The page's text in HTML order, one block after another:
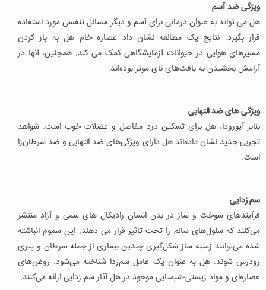
ویژگی ضد آسم
هل می تواند به عنوان درمانی برای آسم و دیگر مسائل تنفسی مورد استفاده
قرار بگیرد. نتایج یک مطالعه نشان داد عصاره خام هل به باز کردن
مسیرهای هوایی در حیوانات آزمایشگاهی کمک می کند. همچنین، آنها در
آرامش بخشیدن به بافت‌های نای موثر بوده‌اند.
ویژگی های ضد التهابی
بنابر آیورودا، هل برای تسکین درد مفاصل و عضلات خوب است. شواهد
تجربی جدید نشان داده‌اند هل دارای ویژگی‌های ضد التهابی و ضد سرطان‌زا
است.
سم زدایی
فرآیندهای سوخت و ساز در بدن انسان رادیکال های سمی و آزاد منتشر
می‌کنند که سلول‌های سالم را تحت تاثیر قرار می دهند. این سموم انباشته
شده می‌توانند زمینه ساز شکل‌گیری چندین بیماری از جمله سرطان و پیری
زودرس شوند. هل به عنوان یک عامل سم‌زدا شناخته می‌شود. روغن‌های
عصاره‌ای و مواد زیستی-شیمیایی موجود در هل آثار سم زدایی ارائه می‌کنند.